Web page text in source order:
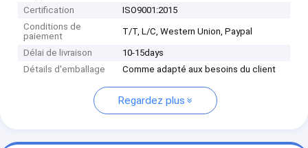
Certification
ISO9001:2015
Conditions de
paiement
T/T, L/C, Western Union, Paypal
Délai de livraison
10-15days
Détails d'emballage
Comme adapté aux besoins du client
Regardez plus